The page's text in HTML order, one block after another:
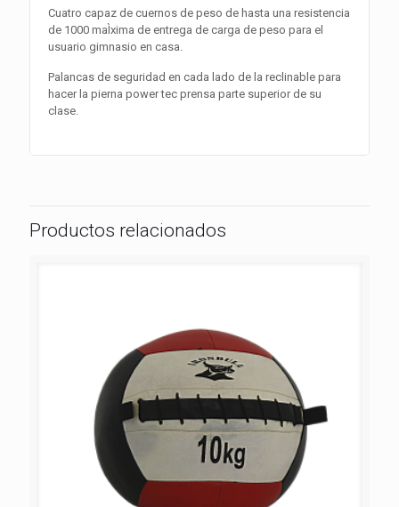
Cuatro capaz de cuernos de peso de hasta una resistencia
de 1000 maÌxima de entrega de carga de peso para el
usuario gimnasio en casa.
Palancas de seguridad en cada lado de la reclinable para
hacer la pierna power tec prensa parte superior de su
clase.
Productos relacionados